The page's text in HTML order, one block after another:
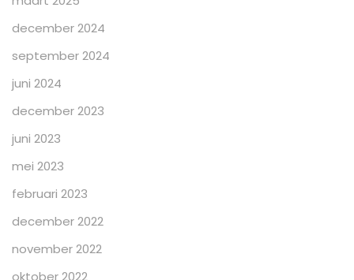
december 2024
september 2024
juni 2024
december 2023
juni 2023
mei 2023
februari 2023
december 2022
november 2022
oktober 2022